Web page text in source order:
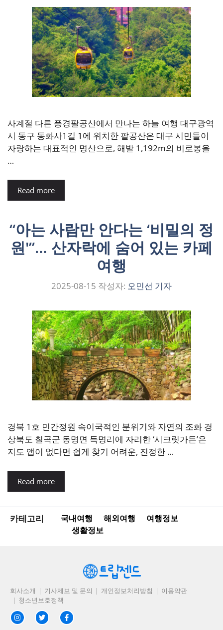
사계절 다른 풍경팔공산에서 만나는 하늘 여행 대구광역
시 동구 동화사1길 1에 위치한 팔공산은 대구 시민들이
자랑하는 대표적인 명산으로, 해발 1,192m의 비로봉을
…
Read more
“아는 사람만 안다는 ‘비밀의 정
원'”… 산자락에 숨어 있는 카페
여행
2025-08-15 작성자: 오민선 기자
경북 1호 민간정원 속이국적인 분위기와 자연의 조화 경
상북도 칠곡군 동명면 득명리에 자리한 ‘시크릿가든’은
지도 앱이 없다면 쉽게 찾기 어려운, 진정한 …
Read more
카테고리 국내여행 해외여행
여행정보
생활정보
회사소개 기사제보 및 문의 개인정보처리방침
이용약관
청소년보호정책